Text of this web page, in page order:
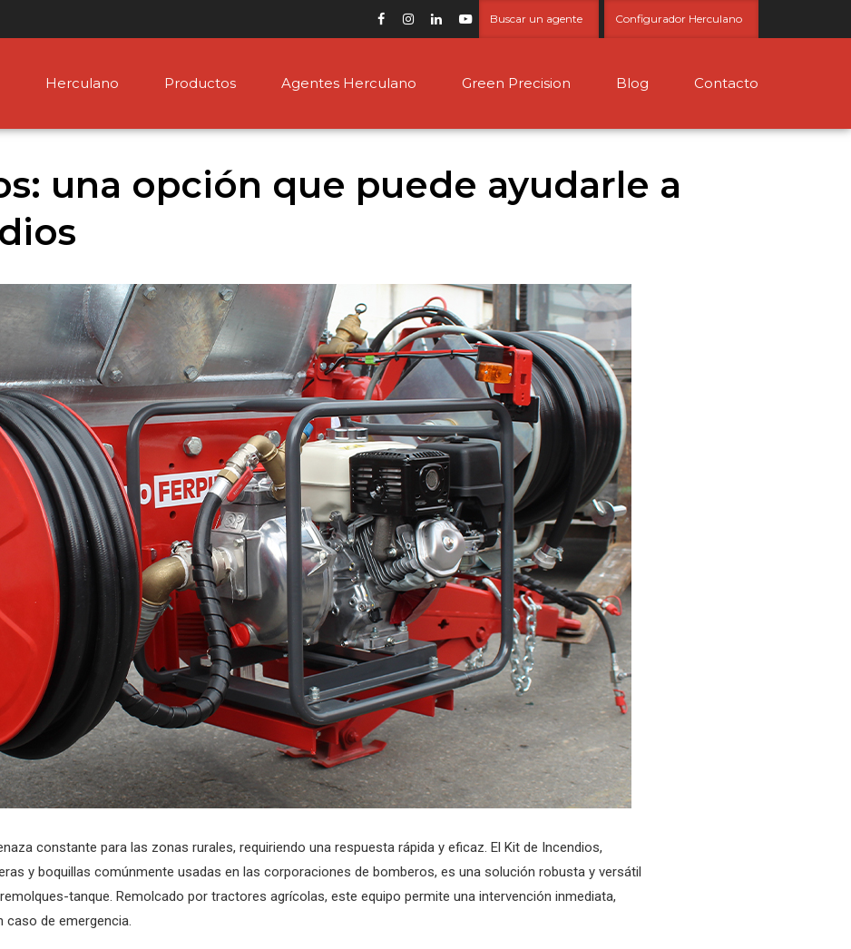
Buscar un agente Configurador Herculano
Herculano Productos Agentes Herculano Green Precision Blog Contacto
una opción que puede ayudarle a
constante para las zonas rurales, requiriendo una respuesta rápida y eficaz. El Kit de Incendios,
y boquillas comúnmente usadas en las corporaciones de bomberos, es una solución robusta y versátil
tanque. Remolcado por tractores agrícolas, este equipo permite una intervención inmediata,
de emergencia.